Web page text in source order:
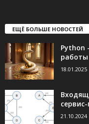
ЕЩЁ БОЛЬШЕ НОВОСТЕЙ
Python
18.01.2025
21.10.2024